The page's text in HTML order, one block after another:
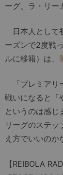
ーグ、ラ・リー
日本人として
ーズンで2度戦
ルに移籍）は、
「プレミアリ
戦いになると『
というのは感
リーグのステッ
え方でいいのか
【REIBOLA